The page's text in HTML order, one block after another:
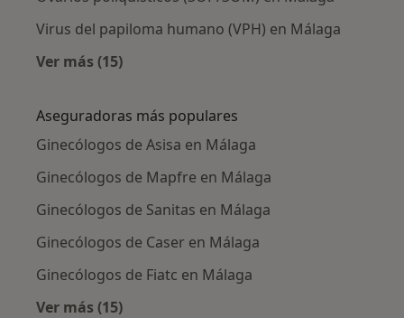
Virus del papiloma humano (VPH) en Málaga
Ver más (15)
Aseguradoras más populares
Ginecólogos de Asisa en Málaga
Ginecólogos de Mapfre en Málaga
Ginecólogos de Sanitas en Málaga
Ginecólogos de Caser en Málaga
Ginecólogos de Fiatc en Málaga
Ver más (15)